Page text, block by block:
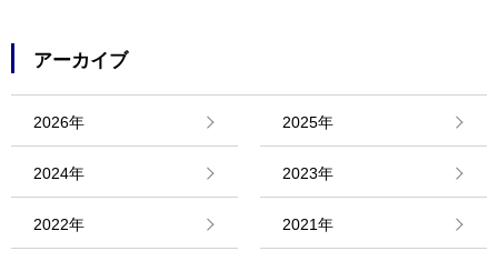
刊行物
情報館
アーカイブ
2026年 2025年
2024年 2023年
2022年 2021年